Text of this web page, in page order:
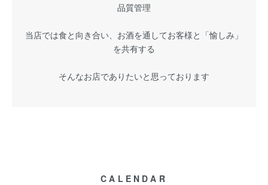
品質管理
当店では食と向き合い、お酒を通してお客様と「愉しみ」
を共有する
そんなお店でありたいと思っております
CALENDAR